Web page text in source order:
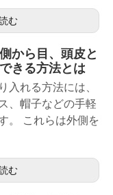
む
から目、頭皮と
きる方法とは
入れる方法には、
、帽子などの手軽
。 これらは外側を
む